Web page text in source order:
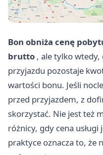
Bon obniża cenę
brutto , ale tylko wtedy,
przyjazdu pozostaje
wartości bonu. Jeśli
przed przyjazdem, z
skorzystać. Nie jest też
różnicy, gdy cena usługi
praktyce oznacza to, że